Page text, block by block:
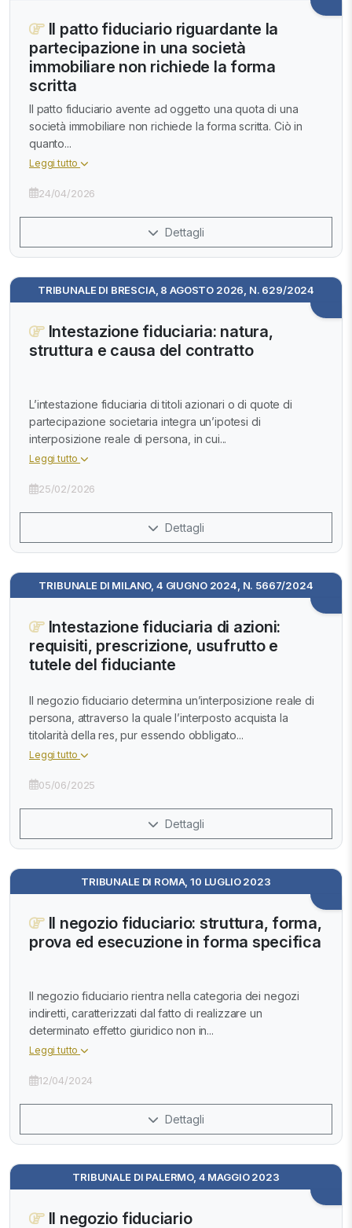
Il patto fiduciario riguardante la
partecipazione in una società
immobiliare non richiede la forma
scritta
Il patto fiduciario avente ad oggetto una quota di una
società immobiliare non richiede la forma scritta. Ciò in
quanto...
Leggi tutto
24/04/2026
Dettagli
TRIBUNALE DI BRESCIA, 8 AGOSTO 2026, N. 629/2024
Intestazione fiduciaria: natura,
struttura e causa del contratto
L’intestazione fiduciaria di titoli azionari o di quote di
partecipazione societaria integra un’ipotesi di
interposizione reale di persona, in cui...
Leggi tutto
25/02/2026
Dettagli
TRIBUNALE DI MILANO, 4 GIUGNO 2024, N. 5667/2024
Intestazione fiduciaria di azioni:
requisiti, prescrizione, usufrutto e
tutele del fiduciante
Il negozio fiduciario determina un’interposizione reale di
persona, attraverso la quale l’interposto acquista la
titolarità della res, pur essendo obbligato...
Leggi tutto
05/06/2025
Dettagli
TRIBUNALE DI ROMA, 10 LUGLIO 2023
Il negozio fiduciario: struttura, forma,
prova ed esecuzione in forma specifica
Il negozio fiduciario rientra nella categoria dei negozi
indiretti, caratterizzati dal fatto di realizzare un
determinato effetto giuridico non in...
Leggi tutto
12/04/2024
Dettagli
TRIBUNALE DI PALERMO, 4 MAGGIO 2023
Il negozio fiduciario